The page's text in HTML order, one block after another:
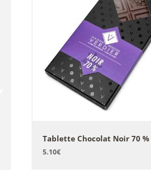
Tablette Chocolat Noir 70 %
5.10€